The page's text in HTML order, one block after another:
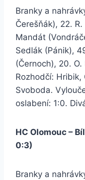
Branky a
Čerešňák), 22.
Mandát
Sedlák (Pánik),
(Černoch), 20.
Rozhodčí: Hribik,
Svoboda.
oslabení: 1:0.
HC Olomouc –
0:3)
Branky a